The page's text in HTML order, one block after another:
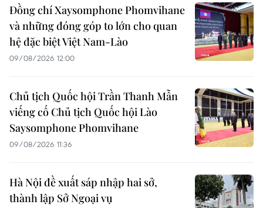
Đồng chí Xaysomphone Phomvihane
và những đóng góp to lớn cho quan
hệ đặc biệt Việt Nam-Lào
09/08/2026 12:00
Chủ tịch Quốc hội Trần Thanh Mẫn
viếng cố Chủ tịch Quốc hội Lào
Saysomphone Phomvihane
09/08/2026 11:36
Hà Nội đề xuất sáp nhập hai sở,
thành lập Sở Ngoại vụ